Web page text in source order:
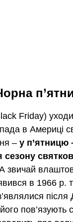
Friday)
в Америці
– у п’ятницю
сезону
в 1966